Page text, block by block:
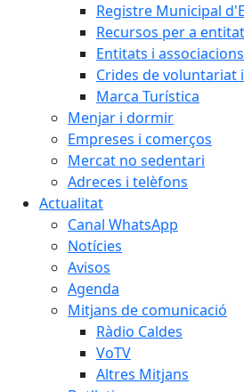
Registre Municipal
Recursos per a
Entitats i associacions
Crides de voluntariat
Marca Turística
Menjar i dormir
Empreses i comerços
Mercat no sedentari
Adreces i telèfons
Actualitat
Canal WhatsApp
Notícies
Avisos
Agenda
Mitjans de comunicació
Ràdio Caldes
VoTV
Altres Mitjans